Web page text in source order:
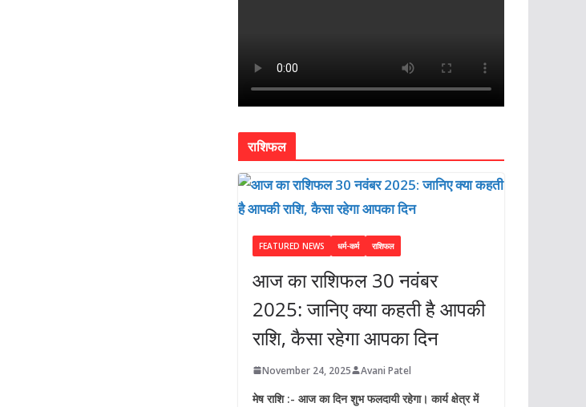
राशिफल
FEATURED NEWS धर्म-कर्म राशिफल
आज का राशिफल 30 नवंबर
2025: जानिए क्या कहती है आपकी
राशि, कैसा रहेगा आपका दिन
November 24, 2025 Avani Patel
मेष राशि :- आज का दिन शुभ फलदायी रहेगा। कार्य क्षेत्र में